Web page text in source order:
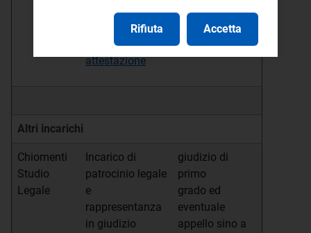
dichiarazione ex
art. 15 D.Lgs
33/2013
attestazione
Altri incarichi
Chiomenti
Studio
Legale
Incarico di
patrocinio legale
e
rappresentanza
in giudizio
giudizio di
primo
grado ed
eventuale
appello sino a
Rifiuta Accetta